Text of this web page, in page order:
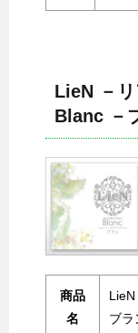
LieN －
Blanc －
商品
名
ブラ